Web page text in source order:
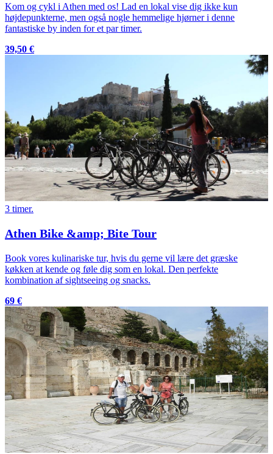
Kom og cykl i Athen med os! Lad en lokal vise dig ikke kun
højdepunkterne, men også nogle hemmelige hjørner i denne
fantastiske by inden for et par timer.
39,50 €
3 timer.
Athen Bike &amp; Bite Tour
Book vores kulinariske tur, hvis du gerne vil lære det græske
køkken at kende og føle dig som en lokal. Den perfekte
kombination af sightseeing og snacks.
69 €